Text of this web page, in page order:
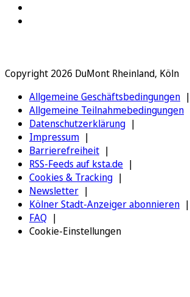
Copyright 2026 DuMont Rheinland, Köln
Allgemeine Geschäftsbedingungen
Allgemeine Teilnahmebedingungen
Datenschutzerklärung
Impressum
Barrierefreiheit
RSS-Feeds auf ksta.de
Cookies & Tracking
Newsletter
Kölner Stadt-Anzeiger abonnieren
FAQ
Cookie-Einstellungen